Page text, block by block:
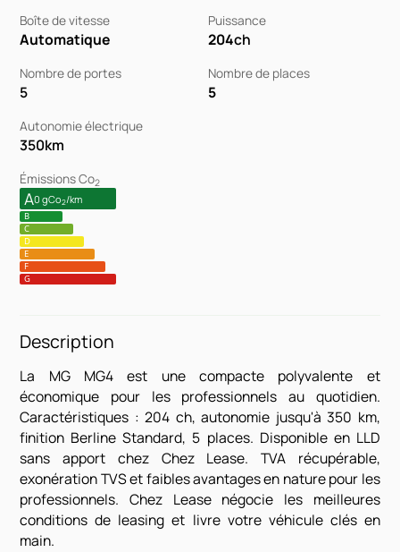
Boîte de vitesse
Automatique
Puissance
204ch
Nombre de portes
5
Nombre de places
5
Autonomie électrique
350km
Émissions Co2
A0 gCo2/km
B
C
D
E
F
G
Description
La MG MG4 est une compacte polyvalente et
économique pour les professionnels au quotidien.
Caractéristiques : 204 ch, autonomie jusqu'à 350 km,
finition Berline Standard, 5 places. Disponible en LLD
sans apport chez Chez Lease. TVA récupérable,
exonération TVS et faibles avantages en nature pour les
professionnels. Chez Lease négocie les meilleures
conditions de leasing et livre votre véhicule clés en
main.